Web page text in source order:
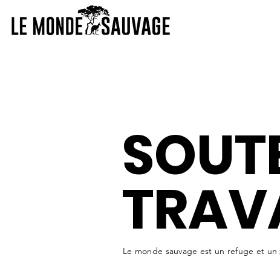
Le monde sauvage est un refuge et un